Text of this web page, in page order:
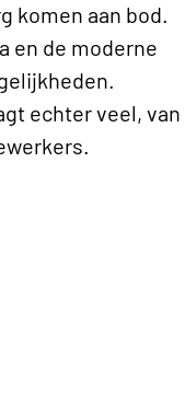
komen aan bod.
en de moderne
echter veel, van